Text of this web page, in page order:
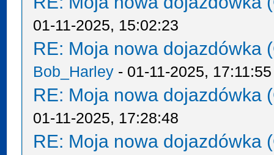
01-11-2025, 15:02:23
RE: Moja nowa dojazdówka
Bob_Harley - 01-11-2025, 17:11:55
RE: Moja nowa dojazdówka
01-11-2025, 17:28:48
RE: Moja nowa dojazdówka